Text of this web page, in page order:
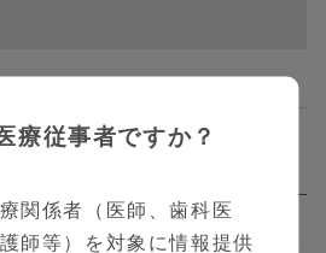
同時多項目
で核酸の抽出、精製、増幅、
療従事者ですか？
関係者（医師、歯科医
師等）を対象に情報提供